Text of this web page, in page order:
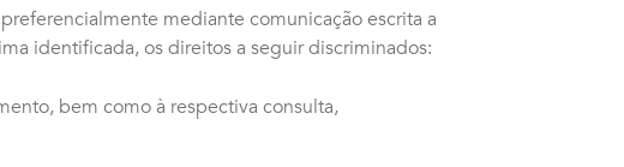
mediante comunicação escrita a
identificada, os direitos a seguir discriminados:
bem como à respectiva consulta,